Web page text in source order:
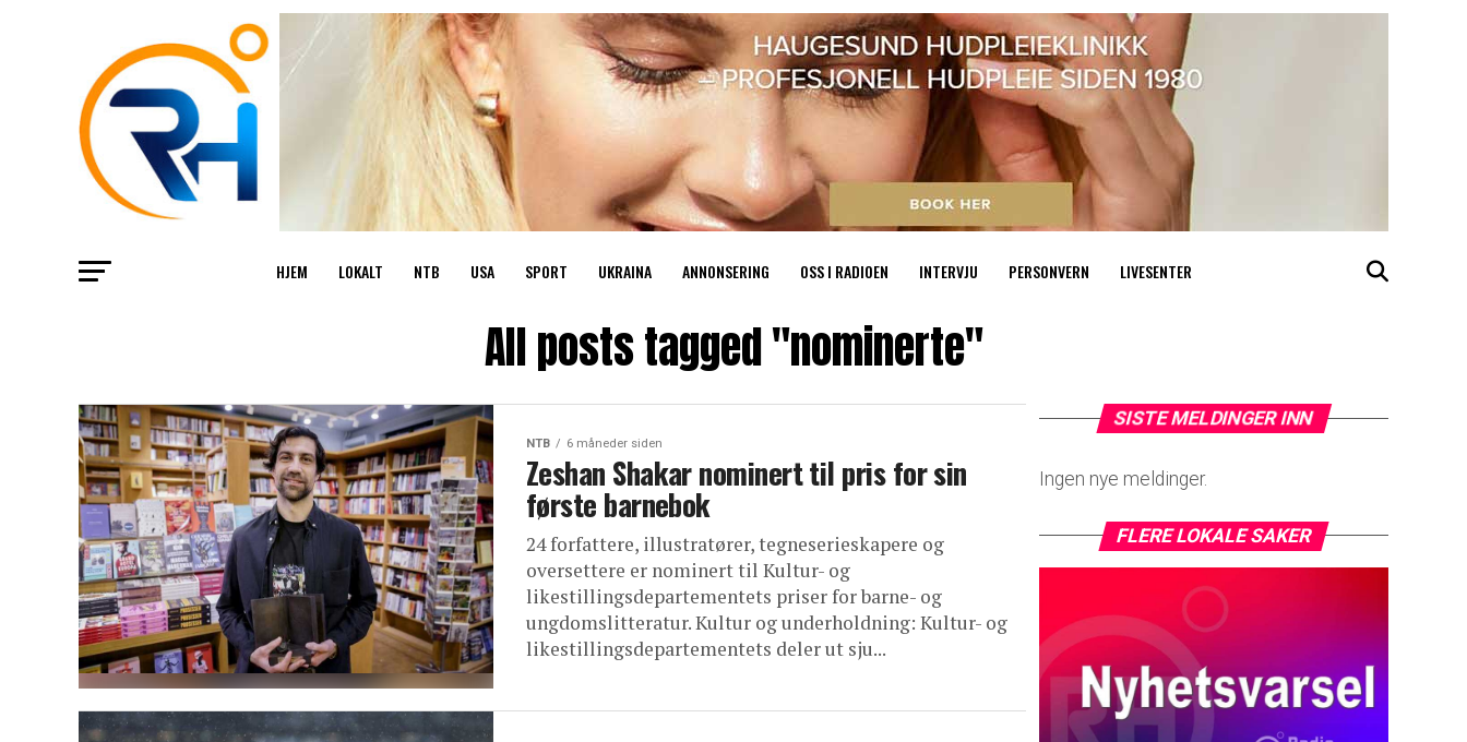
HJEM LOKALT NTB USA SPORT UKRAINA ANNONSERING OSS I RADIOEN INTERVJU PERSONVERN LIVESENTER
All posts tagged "nominerte"
NTB 6 måneder siden
Zeshan Shakar nominert til pris for sin
første barnebok
24 forfattere, illustratører, tegneserieskapere og
oversettere er nominert til Kultur- og
likestillingsdepartementets priser for barne- og
ungdomslitteratur. Kultur og underholdning: Kultur- og
likestillingsdepartementets deler ut sju...
SISTE MELDINGER INN
Ingen nye meldinger.
FLERE LOKALE SAKER